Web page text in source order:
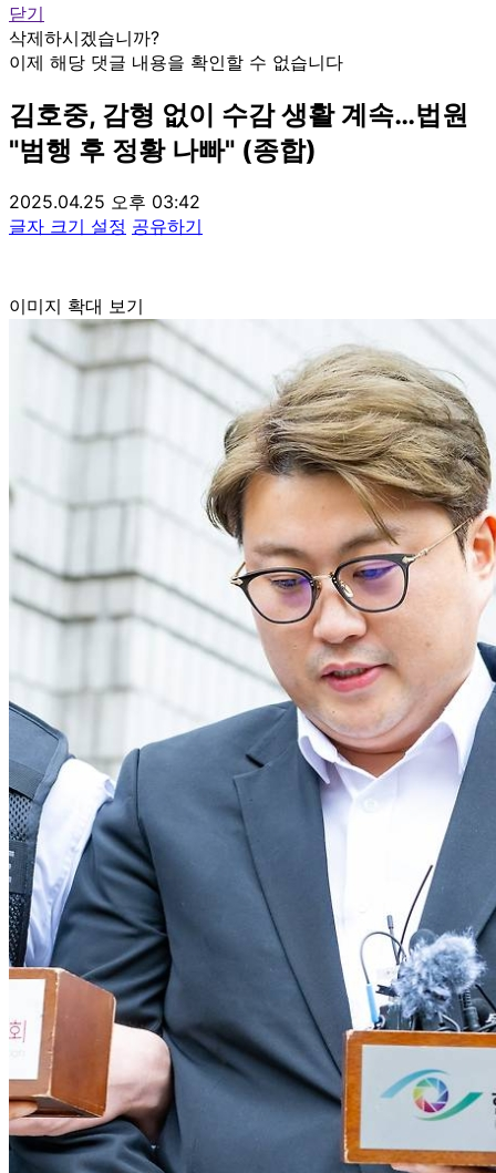
닫기
삭제하시겠습니까?
이제 해당 댓글 내용을 확인할 수 없습니다
김호중, 감형 없이 수감 생활 계속…법원
"범행 후 정황 나빠" (종합)
2025.04.25 오후 03:42
글자 크기 설정 공유하기
이미지 확대 보기